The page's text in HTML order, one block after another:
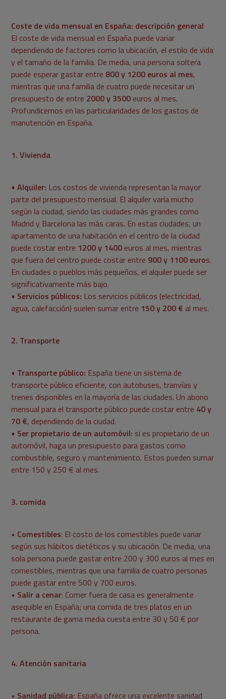
Coste de vida mensual en España: descripción general
El coste de vida mensual en España puede variar
dependiendo de factores como la ubicación, el estilo de vida
y el tamaño de la familia. De media, una persona soltera
puede esperar gastar entre 800 y 1200 euros al mes,
mientras que una familia de cuatro puede necesitar un
presupuesto de entre 2000 y 3500 euros al mes.
Profundicemos en las particularidades de los gastos de
manutención en España.
1. Vivienda
•Alquiler: Los costos de vivienda representan la mayor
parte del presupuesto mensual. El alquiler varía mucho
según la ciudad, siendo las ciudades más grandes como
Madrid y Barcelona las más caras. En estas ciudades, un
apartamento de una habitación en el centro de la ciudad
puede costar entre 1200 y 1400 euros al mes, mientras
que fuera del centro puede costar entre 900 y 1100 euros.
En ciudades o pueblos más pequeños, el alquiler puede ser
significativamente más bajo.
• Servicios públicos: Los servicios públicos (electricidad,
agua, calefacción) suelen sumar entre 150 y 200 € al mes.
2. Transporte
• Transporte público: España tiene un sistema de
transporte público eficiente, con autobuses, tranvías y
trenes disponibles en la mayoría de las ciudades. Un abono
mensual para el transporte público puede costar entre 40 y
70 €, dependiendo de la ciudad.
• Ser propietario de un automóvil: si es propietario de un
automóvil, haga un presupuesto para gastos como
combustible, seguro y mantenimiento. Estos pueden sumar
entre 150 y 250 € al mes.
3. comida
• Comestibles: El costo de los comestibles puede variar
según sus hábitos dietéticos y su ubicación. De media, una
sola persona puede gastar entre 200 y 300 euros al mes en
comestibles, mientras que una familia de cuatro personas
puede gastar entre 500 y 700 euros.
• Salir a cenar: Comer fuera de casa es generalmente
asequible en España; una comida de tres platos en un
restaurante de gama media cuesta entre 30 y 50 € por
persona.
4. Atención sanitaria
• Sanidad pública: España ofrece una excelente sanidad